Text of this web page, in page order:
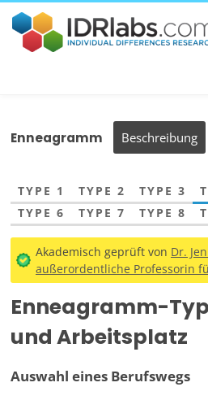
Enneagramm Beschreibung
TYPE 1 TYPE 2 TYPE 3
TYPE 6
TYPE 7 TYPE 8
Akademisch geprüft von Dr.
außerordentliche Professorin
Enneagramm-
und Arbeitsplatz
Auswahl eines Berufswegs